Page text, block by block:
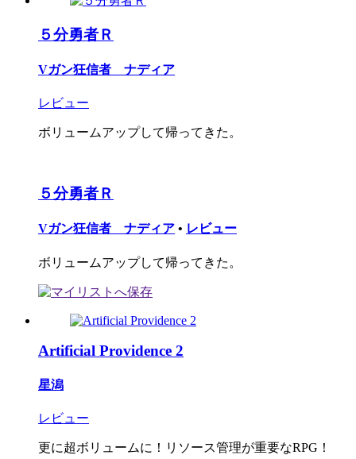
５分勇者Ｒ
Vガン狂信者 ナディア
レビュー
ボリュームアップして帰ってきた。
５分勇者Ｒ
Vガン狂信者 ナディア • レビュー
ボリュームアップして帰ってきた。
Artificial Providence 2
星潟
レビュー
更に超ボリュームに！リソース管理が重要なRPG！